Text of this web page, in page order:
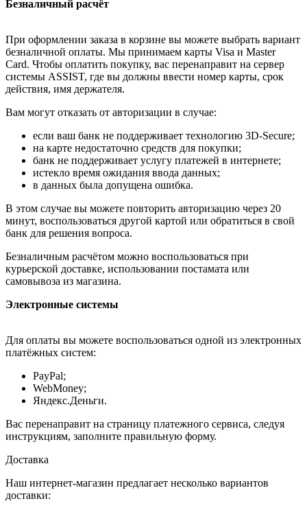
Безналичный расчёт
При оформлении заказа в корзине вы можете выбрать вариант
безналичной оплаты. Мы принимаем карты Visa и Master
Card. Чтобы оплатить покупку, вас перенаправит на сервер
системы ASSIST, где вы должны ввести номер карты, срок
действия, имя держателя.
Вам могут отказать от авторизации в случае:
если ваш банк не поддерживает технологию 3D-Secure;
на карте недостаточно средств для покупки;
банк не поддерживает услугу платежей в интернете;
истекло время ожидания ввода данных;
в данных была допущена ошибка.
В этом случае вы можете повторить авторизацию через 20
минут, воспользоваться другой картой или обратиться в свой
банк для решения вопроса.
Безналичным расчётом можно воспользоваться при
курьерской доставке, использовании постамата или
самовывоза из магазина.
Электронные системы
Для оплаты вы можете воспользоваться одной из электронных
платёжных систем:
PayPal;
WebMoney;
Яндекс.Деньги.
Вас перенаправит на страницу платежного сервиса, следуя
инструкциям, заполните правильную форму.
Доставка
Наш интернет-магазин предлагает несколько вариантов
доставки: